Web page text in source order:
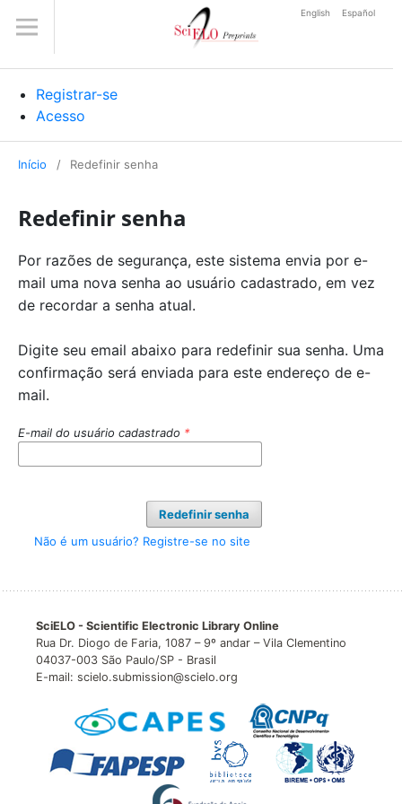
Registrar-se
Acesso
English Español
Início / Redefinir senha
Redefinir senha
Por razões de segurança, este sistema envia por e-
mail uma nova senha ao usuário cadastrado, em vez
de recordar a senha atual.
Digite seu email abaixo para redefinir sua senha. Uma
confirmação será enviada para este endereço de e-
mail.
E-mail do usuário cadastrado *
Redefinir senha
Não é um usuário? Registre-se no site
SciELO - Scientific Electronic Library Online
Rua Dr. Diogo de Faria, 1087 – 9º andar – Vila Clementino
04037-003 São Paulo/SP - Brasil
E-mail: scielo.submission@scielo.org